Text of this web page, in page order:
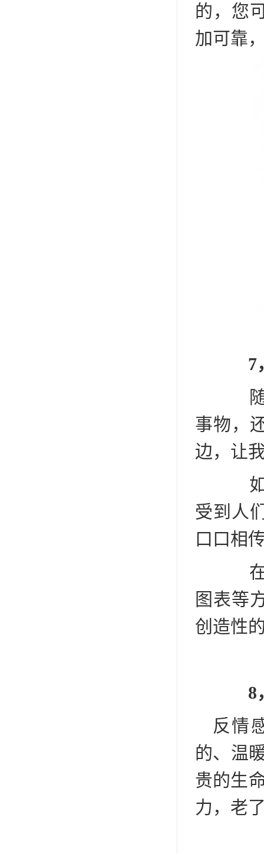
的，您
加可靠
7，
随
事物，
边，让
如
受到人
口口相
在
图表等
创造性
8，
反情
的、温
贵的生
力，老